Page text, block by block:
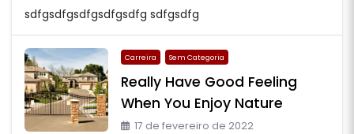
sdfgsdfgsdfgsdfgsdfg sdfgsdfg
Carreira Sem Categoria
Really Have Good Feeling
When You Enjoy Nature
17 de fevereiro de 2022